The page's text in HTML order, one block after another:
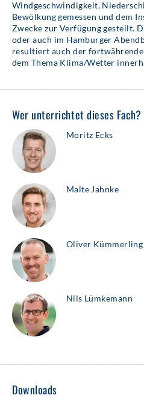
Windgeschwindigkeit,
Bewölkung gemessen und dem
Zwecke zur Verfügung gestellt.
oder auch im Hamburger
resultiert auch der
dem Thema Klima/Wetter
Wer unterrichtet dieses Fach?
Moritz Ecks
Malte Jahnke
Oliver Kümmerling
Nils Lümkemann
Downloads